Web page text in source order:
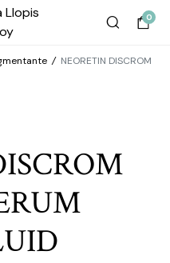
0
/ NEORETIN DISCROM